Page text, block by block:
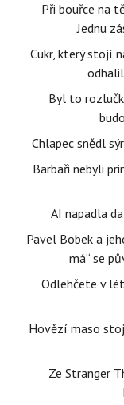
Při bouřce na
Jednu
Cukr, který stojí
Byl to
Chlapec snědl
Barbaři nebyli
AI napadla
Pavel Bobek a
má“ se
Odlehčete v
Hovězí maso
Ze Stranger